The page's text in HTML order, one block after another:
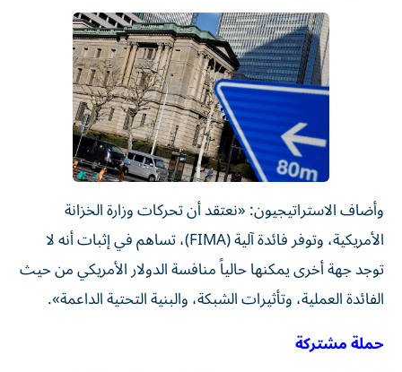
وأضاف الاستراتيجيون: «نعتقد أن تحركات وزارة الخزانة
الأمريكية، وتوفر فائدة آلية (FIMA)، تساهم في إثبات أنه لا
توجد جهة أخرى يمكنها حالياً منافسة الدولار الأمريكي من حيث
الفائدة العملية، وتأثيرات الشبكة، والبنية التحتية الداعمة».
حملة مشتركة